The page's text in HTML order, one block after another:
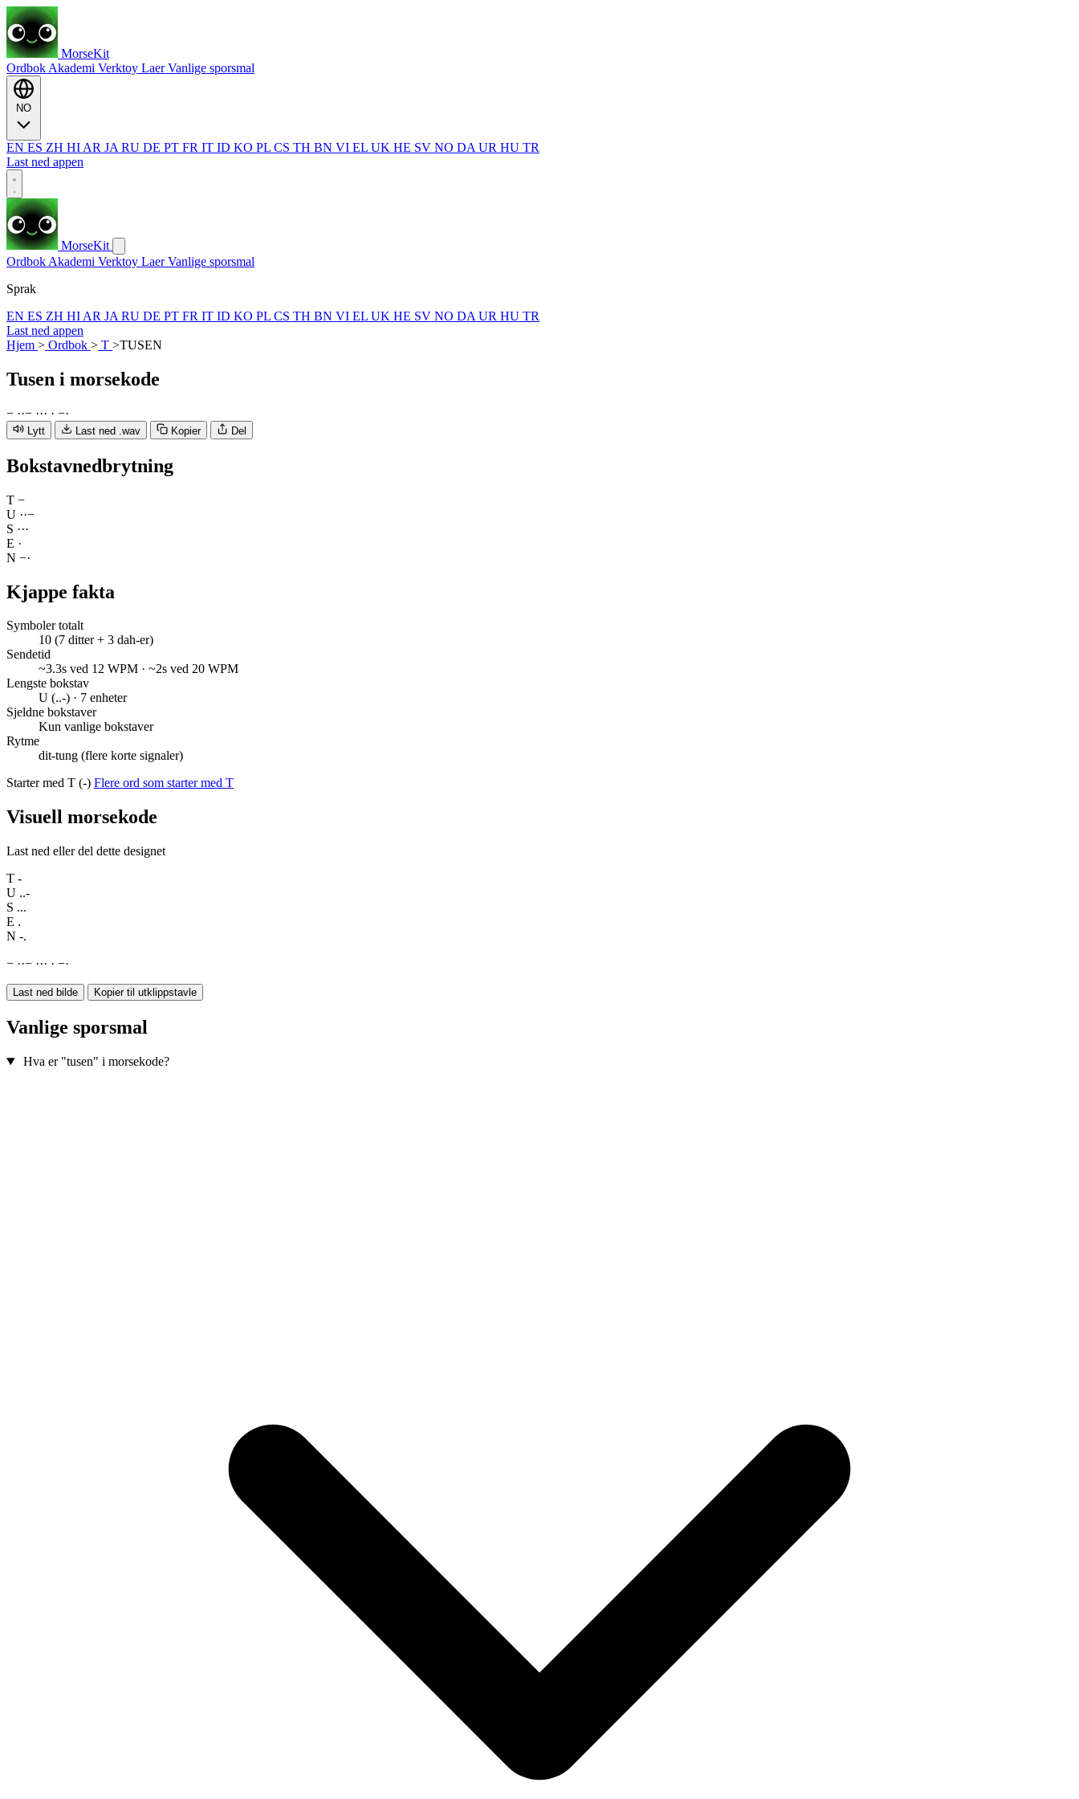
MorseKit
Ordbok Akademi Verktoy LaerVanlige sporsmal
EN ES ZH HI AR JA RU DE PT FR IT ID KO PL CS TH BN VI EL UK HE SV NO DA UR HU TR
Last ned appen
MorseKit
Ordbok Akademi Verktoy LaerVanlige sporsmal
Sprak
EN ES ZH HI AR JA RU DE PT FR IT ID KO PL CS TH BN VI EL UK HE SV NO DA UR HU TR
Last ned appen
Hjem > Ordbok > T >TUSEN
Tusen i morsekode
− ··− ··· · −·
Lytt Last ned .wav Kopier Del
Bokstavnedbrytning
T −
U ··−
S ···
E ·
N −·
Kjappe fakta
Symboler totalt
10 (7 ditter + 3 dah-er)
Sendetid
~3.3s ved 12 WPM · ~2s ved 20 WPM
Lengste bokstav
U (..-) · 7 enheter
Sjeldne bokstaver
Kun vanlige bokstaver
Rytme
dit-tung (flere korte signaler)
Starter med T (-) Flere ord som starter med T
Visuell morsekode
Last ned eller del dette designet
T -
U ..-
S ...
E .
N -.
− ··− ··· · −·
Last ned bilde Kopier til utklippstavle
Vanlige sporsmal
Hva er "tusen" i morsekode?